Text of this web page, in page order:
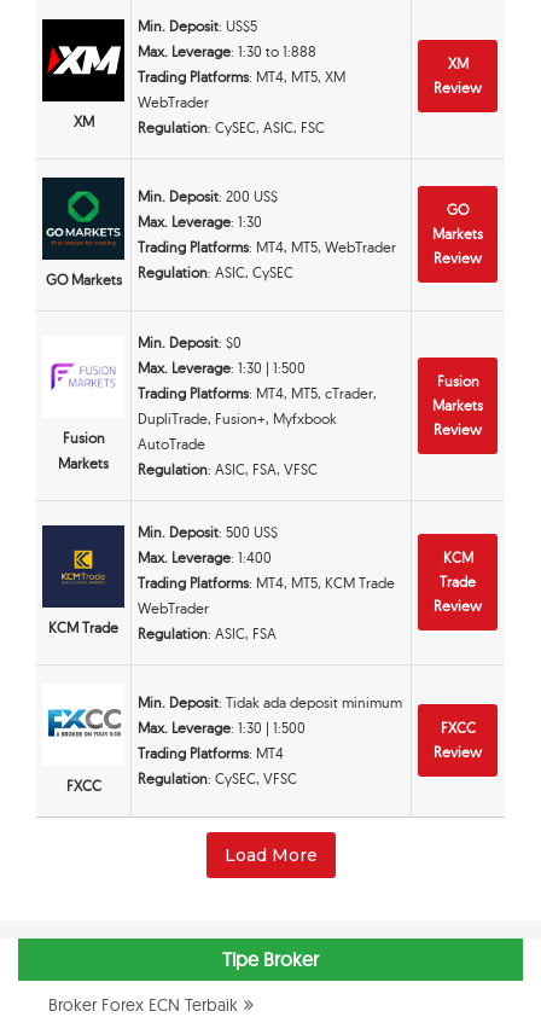
XM
Min. Deposit: US$5
Max. Leverage: 1:30 to 1:888
Trading Platforms: MT4, MT5, XM
WebTrader
Regulation: CySEC, ASIC, FSC
XM
Review
GO Markets
Min. Deposit: 200 US$
Max. Leverage: 1:30
Trading Platforms: MT4, MT5, WebTrader
Regulation: ASIC, CySEC
GO
Markets
Review
Fusion
Markets
Min. Deposit: $0
Max. Leverage: 1:30 | 1:500
Trading Platforms: MT4, MT5, cTrader,
DupliTrade, Fusion+, Myfxbook
AutoTrade
Regulation: ASIC, FSA, VFSC
Fusion
Markets
Review
KCM Trade
Min. Deposit: 500 US$
Max. Leverage: 1:400
Trading Platforms: MT4, MT5, KCM Trade
WebTrader
Regulation: ASIC, FSA
KCM
Trade
Review
FXCC
Min. Deposit: Tidak ada deposit minimum
Max. Leverage: 1:30 | 1:500
Trading Platforms: MT4
Regulation: CySEC, VFSC
FXCC
Review
Load More
Tipe Broker
Broker Forex ECN Terbaik